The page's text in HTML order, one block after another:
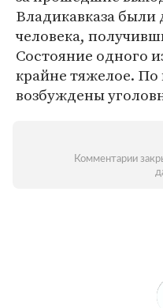
Владикавказа были
человека,
Состояние одного
крайне тяжелое.
возбуждены
Комментарии